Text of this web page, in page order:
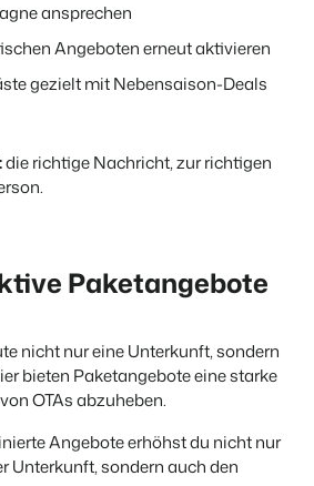
ansprechen
Angeboten erneut aktivieren
gezielt mit Nebensaison-Deals
die richtige Nachricht, zur richtigen
Paketangebote
nicht nur eine Unterkunft, sondern
bieten Paketangebote eine starke
OTAs abzuheben.
Angebote erhöhst du nicht nur
Unterkunft, sondern auch den